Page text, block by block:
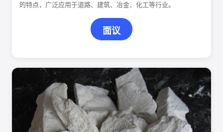
的特点，广泛应用于道路、建筑、冶金、化工等行业。
面议